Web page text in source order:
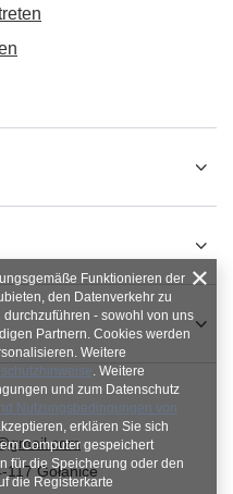
117Gołanice
Funktionieren der
den Datenverkehr zu
- sowohl von uns
Partnern. Cookies werden
Weitere
. Weitere
und zum Datenschutz
Nutzungsbedingungen von
erklären Sie sich
Computer gespeichert
für die Speicherung oder den
die Registerkarte